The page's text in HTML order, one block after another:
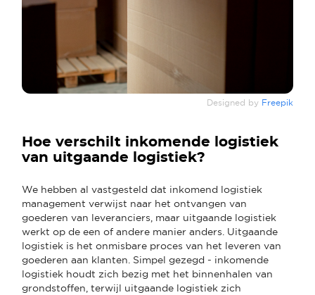
Designed by Freepik
Hoe verschilt inkomende logistiek
van uitgaande logistiek?
We hebben al vastgesteld dat inkomend logistiek
management verwijst naar het ontvangen van
goederen van leveranciers, maar uitgaande logistiek
werkt op de een of andere manier anders. Uitgaande
logistiek is het onmisbare proces van het leveren van
goederen aan klanten. Simpel gezegd - inkomende
logistiek houdt zich bezig met het binnenhalen van
grondstoffen, terwijl uitgaande logistiek zich